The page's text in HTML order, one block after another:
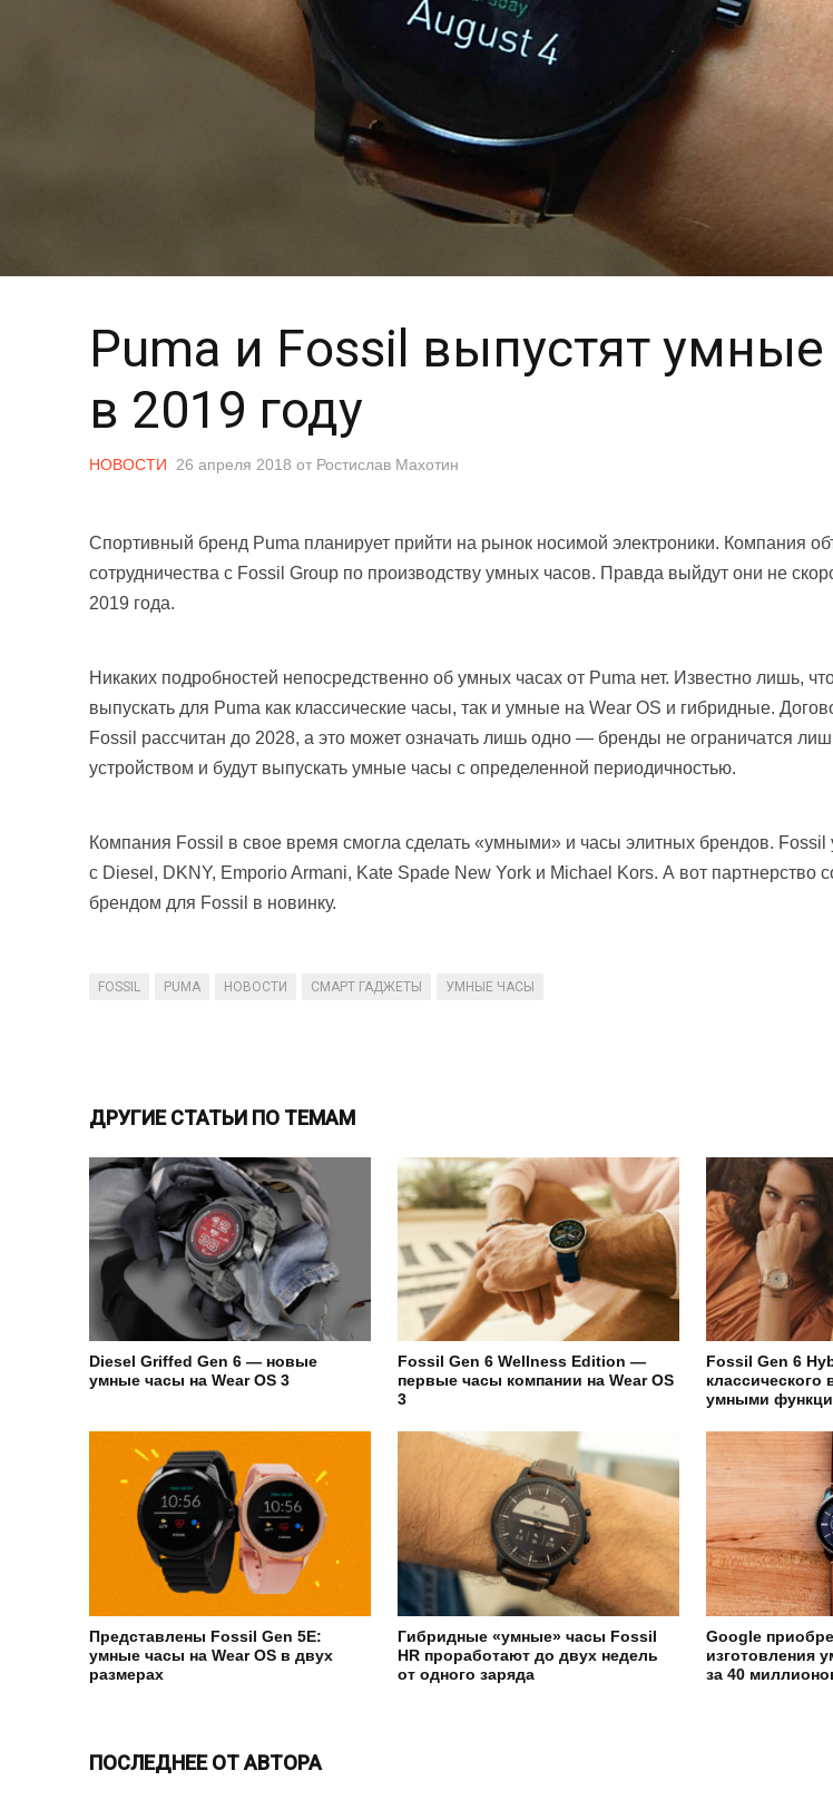
Puma и Fossil выпустят
в 2019 году
НОВОСТИ 26 апреля 2018 от Ростислав Махотин
Спортивный бренд Puma планирует прийти на рынок носимой электроники. Компания
сотрудничества с Fossil Group по производству умных часов. Правда выйдут они не
2019 года.
Никаких подробностей непосредственно об умных часах от Puma нет. Известно лишь,
выпускать для Puma как классические часы, так и умные на Wear OS и гибридные.
Fossil рассчитан до 2028, а это может означать лишь одно — бренды не ограничатся
устройством и будут выпускать умные часы с определенной периодичностью.
Компания Fossil в свое время смогла сделать «умными» и часы элитных брендов. Fossil
с Diesel, DKNY, Emporio Armani, Kate Spade New York и Michael Kors. А вот партнерство
брендом для Fossil в новинку.
FOSSIL PUMA НОВОСТИ СМАРТ ГАДЖЕТЫ УМНЫЕ ЧАСЫ
ДРУГИЕ СТАТЬИ ПО ТЕМАМ
Diesel Griffed Gen 6 — новые
умные часы на Wear OS 3
Fossil Gen 6 Wellness Edition —
первые часы компании на Wear OS
3
Fossil Gen 6
классического
умными
Представлены Fossil Gen 5E:
умные часы на Wear OS в двух
размерах
Гибридные «умные» часы Fossil
HR проработают до двух недель
от одного заряда
Google
изготовления
за 40
ПОСЛЕДНЕЕ ОТ АВТОРА